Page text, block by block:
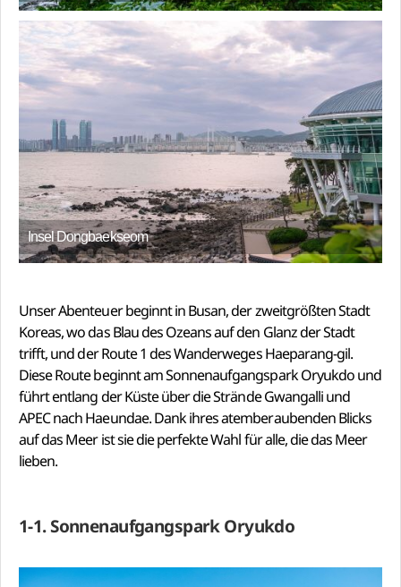
Insel Dongbaekseom
Unser Abenteuer beginnt in Busan, der zweitgrößten Stadt
Koreas, wo das Blau des Ozeans auf den Glanz der Stadt
trifft, und der Route 1 des Wanderweges Haeparang-gil.
Diese Route beginnt am Sonnenaufgangspark Oryukdo und
führt entlang der Küste über die Strände Gwangalli und
APEC nach Haeundae. Dank ihres atemberaubenden Blicks
auf das Meer ist sie die perfekte Wahl für alle, die das Meer
lieben.
1-1. Sonnenaufgangspark Oryukdo